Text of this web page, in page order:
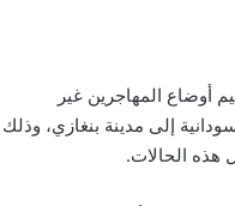
أوضاع المهاجرين غير
إلى مدينة بنغازي، وذلك
هذه الحالات.